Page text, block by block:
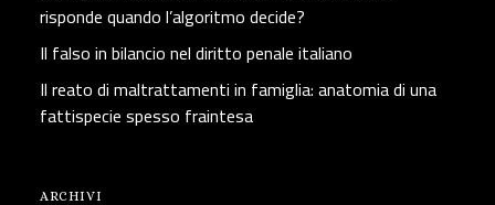
risponde quando l’algoritmo decide?
Il falso in bilancio nel diritto penale italiano
Il reato di maltrattamenti in famiglia: anatomia di una
fattispecie spesso fraintesa
ARCHIVI